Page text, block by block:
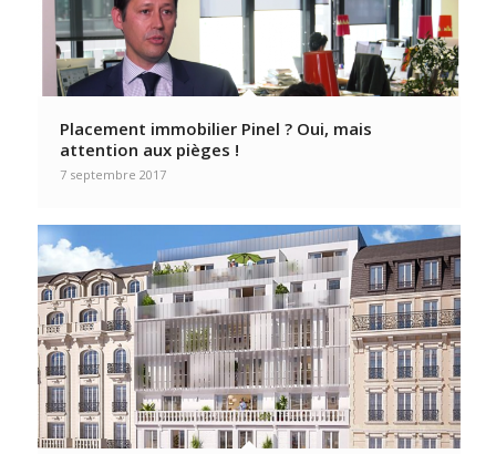
Placement immobilier Pinel ? Oui, mais
attention aux pièges !
7 septembre 2017